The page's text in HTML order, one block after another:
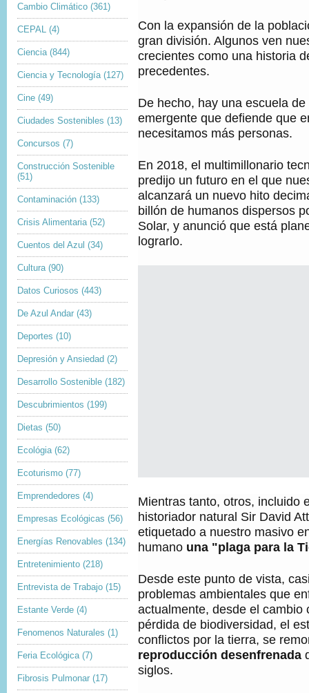
Cambio Climático (361)
CEPAL (4)
Ciencia (844)
Ciencia y Tecnología (127)
Cine (49)
Ciudades Sostenibles (13)
Concursos (7)
Construcción Sostenible
(51)
Contaminación (133)
Crisis Alimentaria (52)
Cuentos del Azul (34)
Cultura (90)
Datos Curiosos (443)
De Azul Andar (43)
Deportes (10)
Depresión y Ansiedad (2)
Desarrollo Sostenible (182)
Descubrimientos (199)
Dietas (50)
Ecológia (62)
Ecoturismo (77)
Emprendedores (4)
Empresas Ecológicas (56)
Energías Renovables (134)
Entretenimiento (218)
Entrevista de Trabajo (15)
Estante Verde (4)
Fenomenos Naturales (1)
Feria Ecológica (7)
Fibrosis Pulmonar (17)
G
E
N
,
Con la expansión de la
gran división. Algunos ven
crecientes como una historia
precedentes.
De hecho, hay una escuela
emergente que defiende que
necesitamos más personas.
En 2018, el multimillonario
predijo un futuro en el que
alcanzará un nuevo hito
billón de humanos dispersos
Solar, y anunció que está
lograrlo.
Mientras tanto, otros, incluido
historiador natural Sir David
etiquetado a nuestro masivo
humano una "plaga para la
Desde este punto de vista,
problemas ambientales que
actualmente, desde el cambio
pérdida de biodiversidad, el
conflictos por la tierra, se
reproducción desenfrenada
siglos.